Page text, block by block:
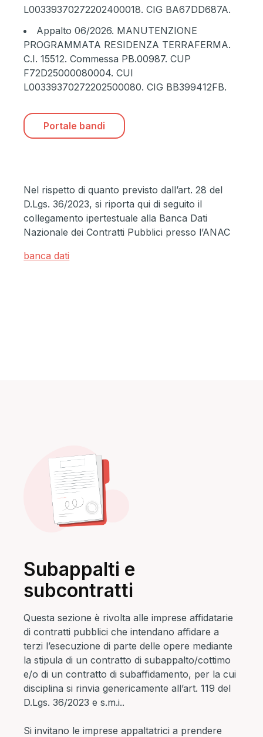
L00339370272202400018. CIG BA67DD687A.
Appalto 06/2026. MANUTENZIONE
PROGRAMMATA RESIDENZA TERRAFERMA.
C.I. 15512. Commessa PB.00987. CUP
F72D25000080004. CUI
L00339370272202500080. CIG BB399412FB.
Portale bandi
Nel rispetto di quanto previsto dall’art. 28 del
D.Lgs. 36/2023, si riporta qui di seguito il
collegamento ipertestuale alla Banca Dati
Nazionale dei Contratti Pubblici presso l’ANAC
banca dati
Subappalti e
subcontratti
Questa sezione è rivolta alle imprese affidatarie
di contratti pubblici che intendano affidare a
terzi l’esecuzione di parte delle opere mediante
la stipula di un contratto di subappalto/cottimo
e/o di un contratto di subaffidamento, per la cui
disciplina si rinvia genericamente all’art. 119 del
D.Lgs. 36/2023 e s.m.i..
Si invitano le imprese appaltatrici a prendere